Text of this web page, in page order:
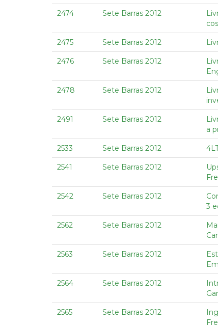
2474 Sete Barras 2012
2475 Sete Barras 2012
2476 Sete Barras 2012
2478 Sete Barras 2012
2491 Sete Barras 2012
a
2533 Sete Barras 2012
2541 Sete Barras 2012
2542 Sete Barras 2012
3
2562 Sete Barras 2012
2563 Sete Barras 2012
2564 Sete Barras 2012
2565 Sete Barras 2012